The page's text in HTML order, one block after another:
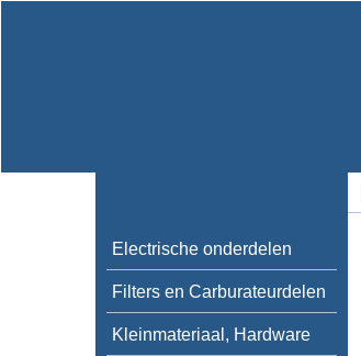
Electrische onderdelen
Filters en Carburateurdelen
Kleinmateriaal, Hardware